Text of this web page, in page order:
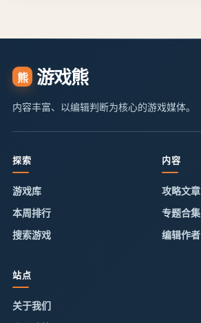
熊 游戏熊
内容丰富、以编辑判断为核心的游戏媒体。
探索
游戏库
本周排行
搜索游戏
内容
攻略文章
专题合集
编辑作者
站点
关于我们